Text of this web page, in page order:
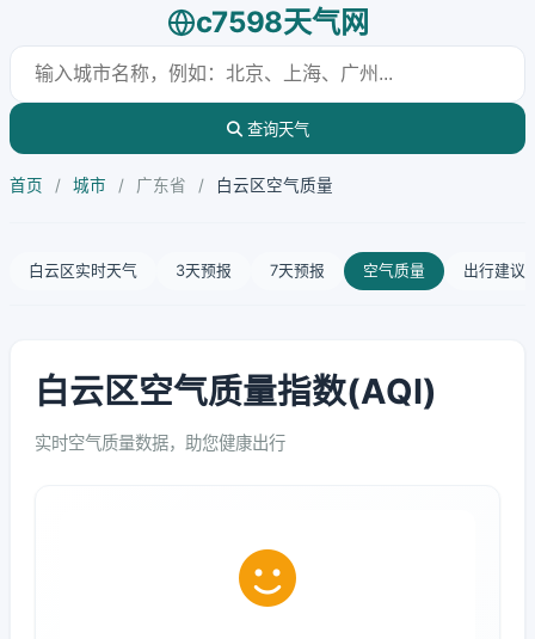
c7598天气网
查询天气
首页 / 城市 / 广东省 / 白云区空气质量
白云区实时天气 3天预报 7天预报 空气质量 出行建议
白云区空气质量指数(AQI)
实时空气质量数据，助您健康出行